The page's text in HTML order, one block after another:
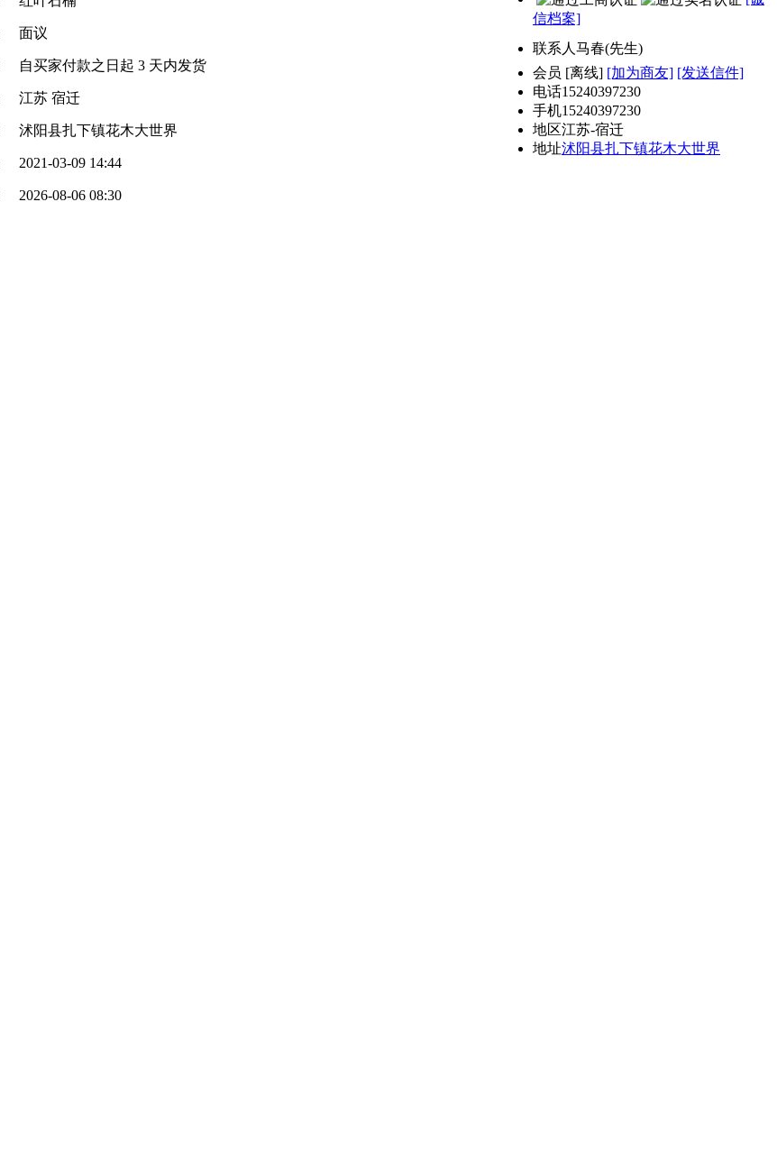
面议
自买家付款之日起 3 天内发货
江苏 宿迁
沭阳县扎下镇花木大世界
2021-03-09 14:44
2026-08-06 08:30
信档案]
联系人 马春(先生)
会员 [离线] [加为商友] [发送信件]
电话15240397230
手机15240397230
地区江苏-宿迁
地址沭阳县扎下镇花木大世界